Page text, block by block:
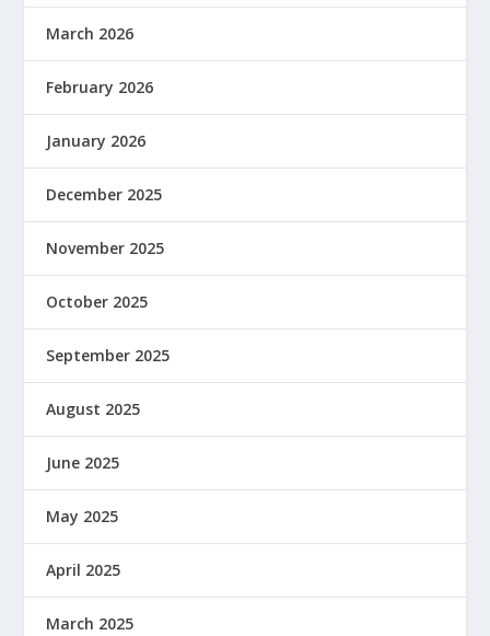
March 2026
February 2026
January 2026
December 2025
November 2025
October 2025
September 2025
August 2025
June 2025
May 2025
April 2025
March 2025